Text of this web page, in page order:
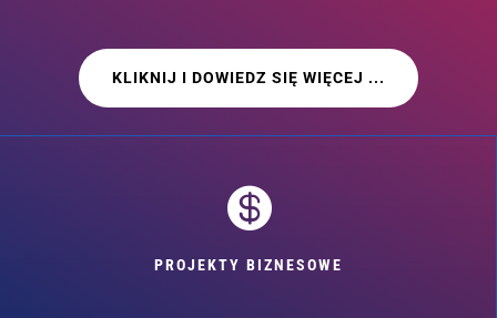
KLIKNIJ I DOWIEDZ SIĘ WIĘCEJ ...

PROJEKTY BIZNESOWE